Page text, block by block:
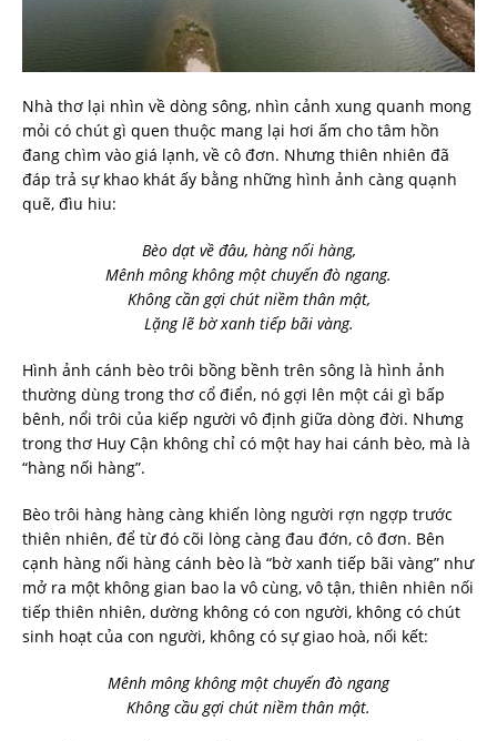
Nhà thơ lại nhìn về dòng sông, nhìn cảnh xung quanh mong
mỏi có chút gì quen thuộc mang lại hơi ấm cho tâm hồn
đang chìm vào giá lạnh, về cô đơn. Nhưng thiên nhiên đã
đáp trả sự khao khát ấy bằng những hình ảnh càng quạnh
quẽ, đìu hiu:
Bèo dạt về đâu, hàng nối hàng,
Mênh mông không một chuyến đò ngang.
Không cần gợi chút niềm thân mật,
Lặng lẽ bờ xanh tiếp bãi vàng.
Hình ảnh cánh bèo trôi bồng bềnh trên sông là hình ảnh
thường dùng trong thơ cổ điển, nó gợi lên một cái gì bấp
bênh, nổi trôi của kiếp người vô định giữa dòng đời. Nhưng
trong thơ Huy Cận không chỉ có một hay hai cánh bèo, mà là
“hàng nối hàng”.
Bèo trôi hàng hàng càng khiến lòng người rợn ngợp trước
thiên nhiên, để từ đó cõi lòng càng đau đớn, cô đơn. Bên
cạnh hàng nối hàng cánh bèo là “bờ xanh tiếp bãi vàng” như
mở ra một không gian bao la vô cùng, vô tận, thiên nhiên nối
tiếp thiên nhiên, dường không có con người, không có chút
sinh hoạt của con người, không có sự giao hoà, nối kết:
Mênh mông không một chuyến đò ngang
Không cầu gợi chút niềm thân mật.